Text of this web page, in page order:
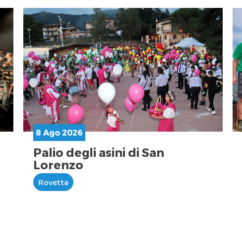
8 Ago 2026
Palio degli asini di San
Lorenzo
Rovetta